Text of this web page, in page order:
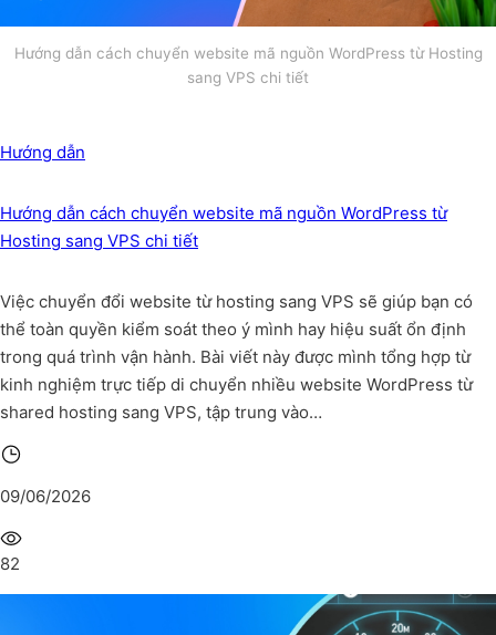
Hướng dẫn cách chuyển website mã nguồn WordPress từ Hosting
sang VPS chi tiết
Hướng dẫn
Hướng dẫn cách chuyển website mã nguồn WordPress từ
Hosting sang VPS chi tiết
Việc chuyển đổi website từ hosting sang VPS sẽ giúp bạn có
thể toàn quyền kiểm soát theo ý mình hay hiệu suất ổn định
trong quá trình vận hành. Bài viết này được mình tổng hợp từ
kinh nghiệm trực tiếp di chuyển nhiều website WordPress từ
shared hosting sang VPS, tập trung vào…
09/06/2026
82